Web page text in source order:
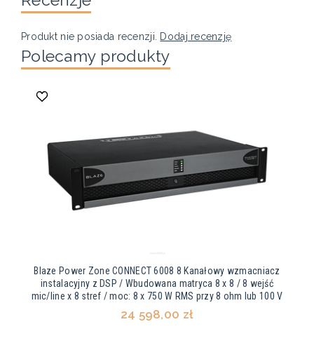
Produkt nie posiada recenzji. Dodaj recenzję
Polecamy produkty
Blaze Power Zone CONNECT 6008 8 Kanałowy wzmacniacz
instalacyjny z DSP / Wbudowana matryca 8 x 8 / 8 wejść
mic/line x 8 stref / moc: 8 x 750 W RMS przy 8 ohm lub 100 V
24 598,00 zł